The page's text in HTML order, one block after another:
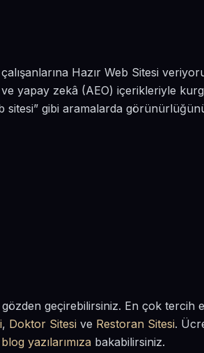
Hazır Web Sitesi
yapay zekâ (AEO) içerikleriyle
sitesi” gibi aramalarda
gözden geçirebilirsiniz. En çok tercih
, Doktor Sitesi ve Restoran Sitesi.
blog yazılarımıza bakabilirsiniz.